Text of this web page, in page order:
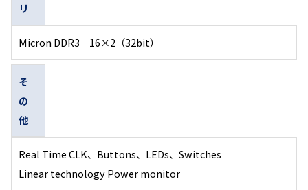
リ
Micron DDR3 16×2（32bit）
そ
の
他
Real Time CLK、Buttons、LEDs、Switches
Linear technology Power monitor